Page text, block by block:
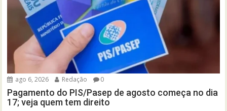
ago 6, 2026 Redação 0
Pagamento do PIS/Pasep de agosto começa no dia
17; veja quem tem direito